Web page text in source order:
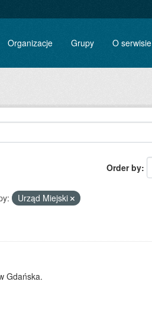
Organizacje Grupy O serwisie
Order by
Urząd Miejski
Gdańska.